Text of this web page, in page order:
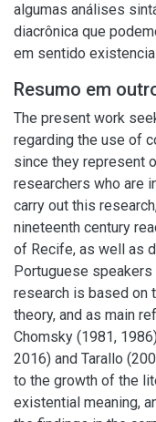
algumas análises
diacrônica que
em sentido
Resumo em
The present work
regarding the use of
since they represent
researchers who are
carry out this
nineteenth century
of Recife, as well as
Portuguese speakers
research is based on
theory, and as main
Chomsky (1981,
2016) and Tarallo
to the growth of the
existential meaning,